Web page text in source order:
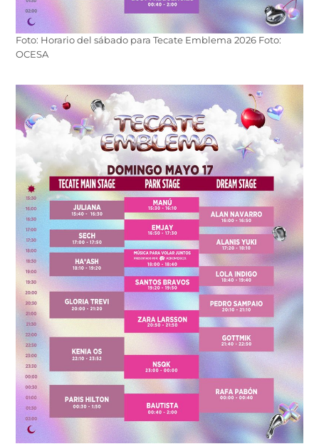
Foto: Horario del sábado para Tecate Emblema 2026 Foto:
OCESA